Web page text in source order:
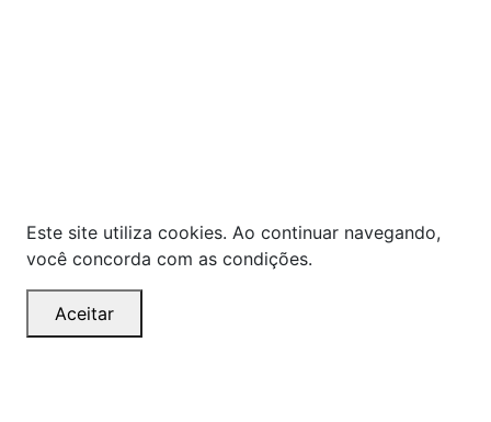
Este site utiliza cookies. Ao continuar navegando,
você concorda com as condições.
Aceitar